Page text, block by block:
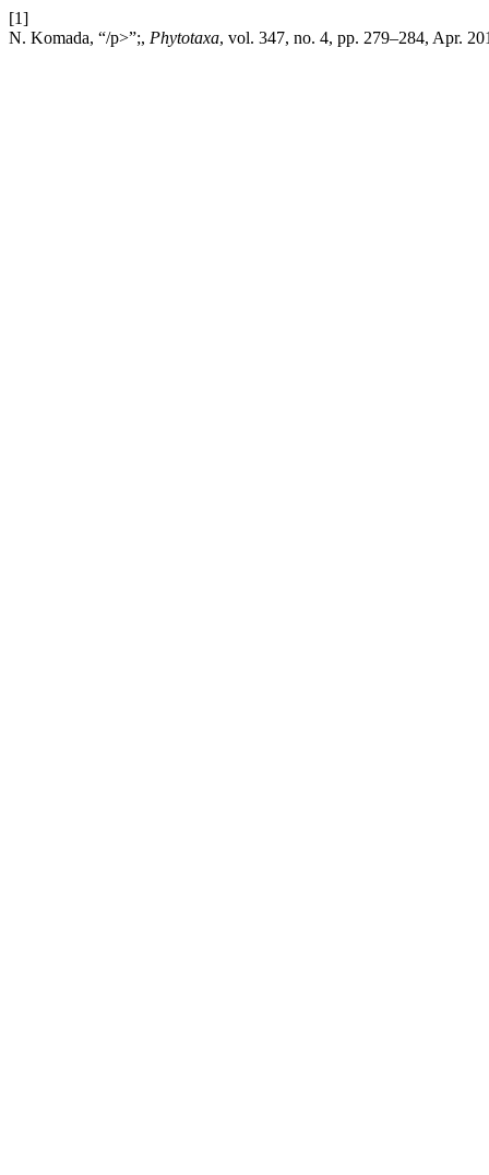
[1]
N. Komada, “/p>”;, Phytotaxa, vol. 347, no. 4, pp. 279–284, Apr.